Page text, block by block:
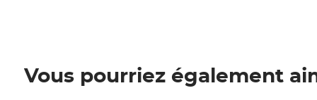
Vous pourriez également